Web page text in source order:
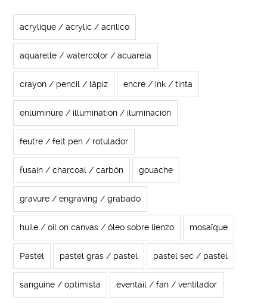
acrylique / acrylic / acrílico
aquarelle / watercolor / acuarela
crayon / pencil / lápiz encre / ink / tinta
enluminure / illumination / iluminación
feutre / felt pen / rotulador
fusain / charcoal / carbón gouache
gravure / engraving / grabado
huile / oil on canvas / óleo sobre lienzo mosaïque
Pastel pastel gras / pastel pastel sec / pastel
sanguine / optimista éventail / fan / ventilador